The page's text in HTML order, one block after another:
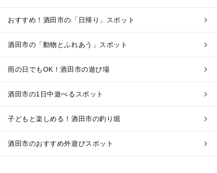
おすすめ！酒田市の「日帰り」スポット
酒田市の「動物とふれあう」スポット
雨の日でもOK！酒田市の遊び場
酒田市の1日中遊べるスポット
子どもと楽しめる！酒田市の釣り堀
酒田市のおすすめ外遊びスポット